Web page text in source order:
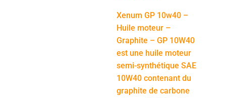
Xenum GP 10w40 –
Huile moteur –
Graphite – GP 10W40
est une huile moteur
semi-synthétique SAE
10W40 contenant du
graphite de carbone